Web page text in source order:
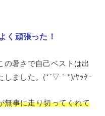
く頑張った！
暑さで自己ベストは出
しました。(*´▽｀*)/ﾔｯﾀｰ
無事に走り切ってくれて